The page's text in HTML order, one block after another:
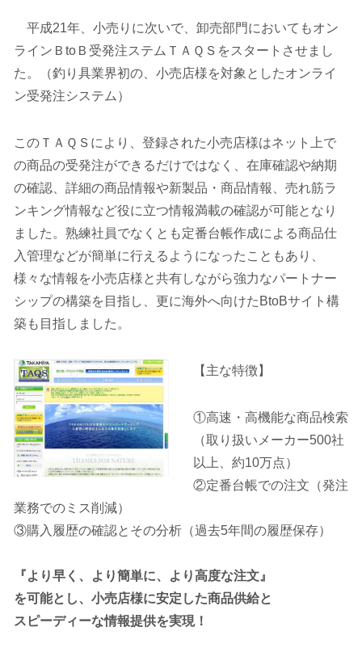
平成21年、小売りに次いで、卸売部門においてもオン
ラインＢtoＢ受発注ステムＴＡＱＳをスタートさせまし
た。（釣り具業界初の、小売店様を対象としたオンライ
ン受発注システム）
このＴＡＱＳにより、登録された小売店様はネット上で
の商品の受発注ができるだけではなく、在庫確認や納期
の確認、詳細の商品情報や新製品・商品情報、売れ筋ラ
ンキング情報など役に立つ情報満載の確認が可能となり
ました。熟練社員でなくとも定番台帳作成による商品仕
入管理などが簡単に行えるようになったこともあり、
様々な情報を小売店様と共有しながら強力なパートナー
シップの構築を目指し、更に海外へ向けたBtoBサイト構
築も目指しました。
【主な特徴】
①高速・高機能な商品検索
（取り扱いメーカー500社
以上、約10万点）
②定番台帳での注文（発注
業務でのミス削減）
③購入履歴の確認とその分析（過去5年間の履歴保存）
『より早く、より簡単に、より高度な注文』
を可能とし、 小売店様に安定した商品供給と
スピーディーな情報提供を実現！